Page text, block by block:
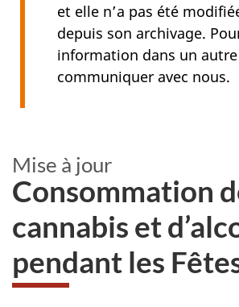
et elle n’a pas été
depuis son archivage.
information dans un
communiquer avec nous.
Mise à jour
Consommation
cannabis et
pendant les